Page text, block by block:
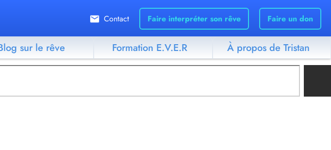
Contact Faire interpréter son rêve Faire un don
sur le rêve Formation E.V.E.R À propos de Tristan